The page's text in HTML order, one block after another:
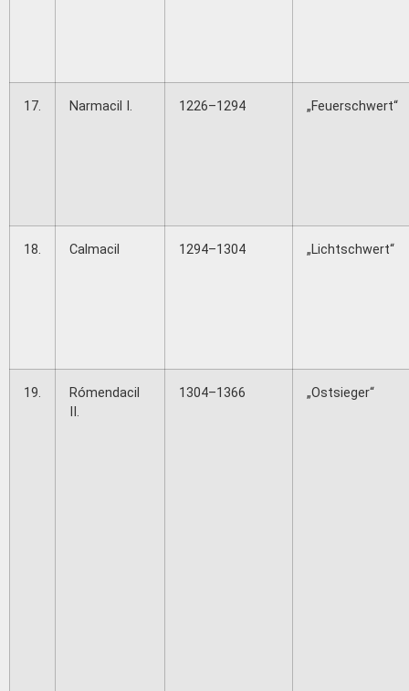
17. Narmacil I. 1226–1294 „Feuerschwert“
18. Calmacil 1294–1304 „Lichtschwert“
19.
Rómendacil
II.
1304–1366 „Ostsieger“